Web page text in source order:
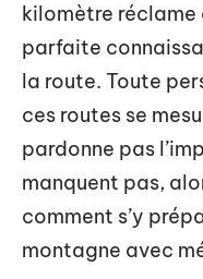
kilomètre réclame
parfaite
la route. Toute
ces routes se
pardonne pas
manquent pas,
comment s’y
montagne avec